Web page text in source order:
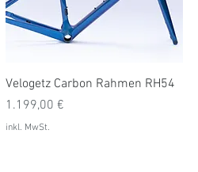
Schnellansicht
Velogetz Carbon Rahmen RH54
Preis
1.199,00 €
inkl. MwSt.